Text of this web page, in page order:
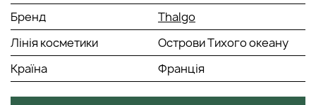
Бренд
Thalgo
Лінія косметики
Острови Тихого океану
Країна
Франція